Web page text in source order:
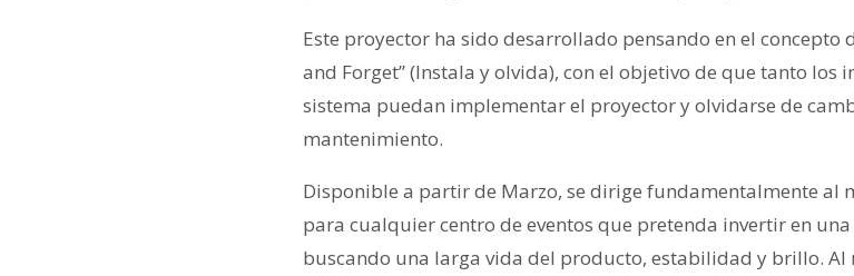
Este proyector ha sido desarrollado pensando en el
and Forget” (Instala y olvida), con el objetivo de que tanto los
sistema puedan implementar el proyector y olvidarse de
mantenimiento.
Disponible a partir de Marzo, se dirige fundamentalmente al
para cualquier centro de eventos que pretenda invertir en
buscando una larga vida del producto, estabilidad y brillo.